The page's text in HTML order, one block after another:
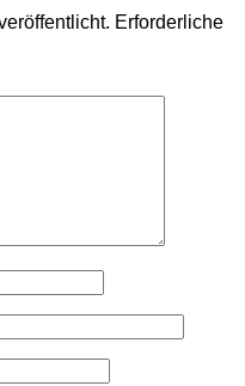
Erforderliche